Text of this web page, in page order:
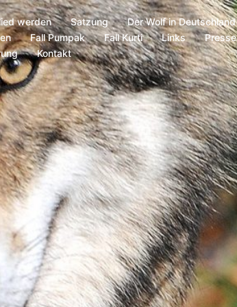
werden Satzung Der Wolf in Deutschland
Fall Pumpak Fall Kurti Links Presse
Kontakt